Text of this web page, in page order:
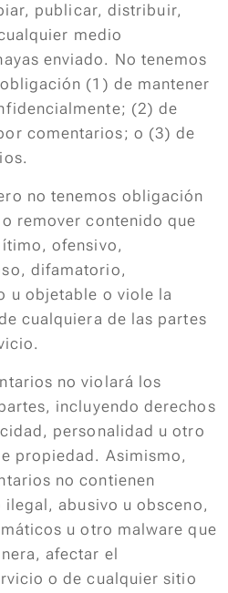
publicar, distribuir,
medio
enviado. No tenemos
(1) de mantener
(2) de
comentarios; o (3) de
no tenemos obligación
remover contenido que
ofensivo,
difamatorio,
u objetable o viole la
cualquiera de las partes
no violará los
incluyendo derechos
personalidad u otro
propiedad. Asimismo,
no contienen
abusivo u obsceno,
u otro malware que
afectar el
o de cualquier sitio